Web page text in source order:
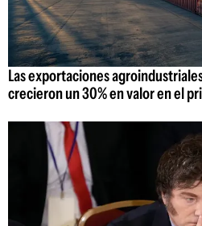
Las exportaciones
crecieron un 30% en valor en el